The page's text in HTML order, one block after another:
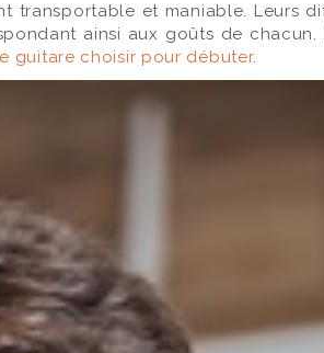
transportable et maniable. Leurs
ainsi aux goûts de
guitare choisir pour débuter.